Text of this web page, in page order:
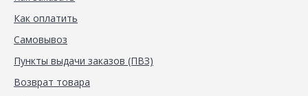
Как оплатить
Самовывоз
Пункты выдачи заказов (ПВЗ)
Возврат товара